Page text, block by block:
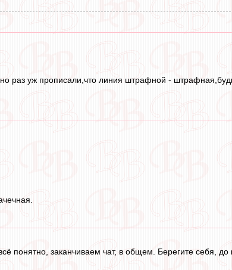
раз уж прописали,что линия штрафной -
понятно, заканчиваем чат, в общем. Берегите себя,